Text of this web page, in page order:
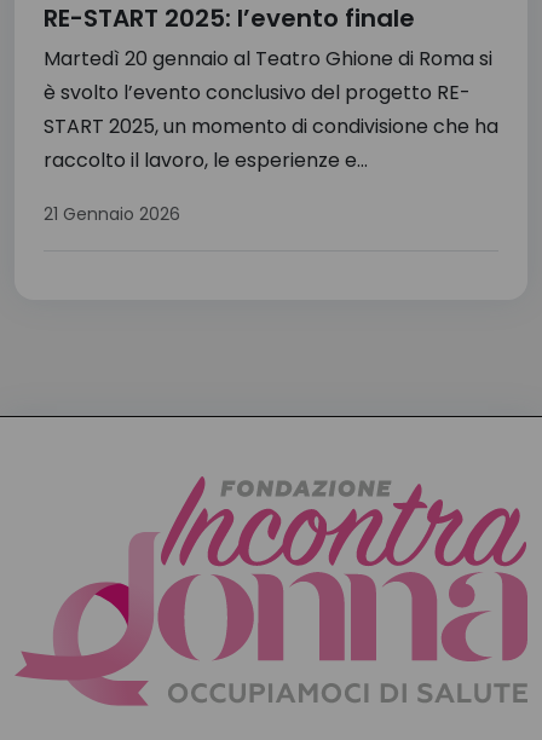
RE-START 2025: l’evento finale
Martedì 20 gennaio al Teatro Ghione di Roma si
è svolto l’evento conclusivo del progetto RE-
START 2025, un momento di condivisione che ha
raccolto il lavoro, le esperienze e...
21 Gennaio 2026